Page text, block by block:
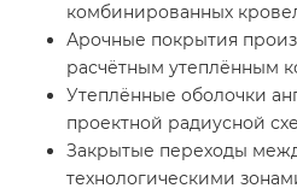
комбинированных
Арочные покрытия
расчётным утеплённым
Утеплённые оболочки
проектной радиусной
Закрытые переходы
технологическими